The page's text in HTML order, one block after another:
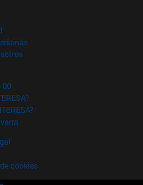
nueva ventana)
(abre en nueva ventana)
(abre en nueva ventana)
00
cookies